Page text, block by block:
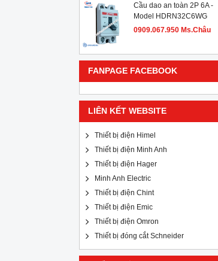
Cầu dao an toàn 2P 6A -
Model HDRN32C6WG
0909.067.950 Ms.Châu
FANPAGE FACEBOOK
LIÊN KẾT WEBSITE
Thiết bị điện Himel
Thiết bị điện Minh Anh
Thiết bị điện Hager
Minh Anh Electric
Thiết bị điện Chint
Thiết bị điện Emic
Thiết bị điện Omron
Thiết bị đóng cắt Schneider